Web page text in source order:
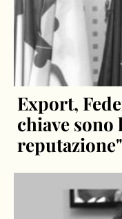
Export,
chiave sono
reputazione"